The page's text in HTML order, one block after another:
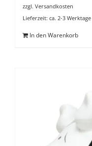
zzgl. Versandkosten
Lieferzeit: ca. 2-3 Werktage
In den Warenkorb